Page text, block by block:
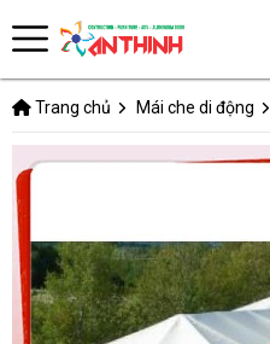
Trang chủ Mái che di động